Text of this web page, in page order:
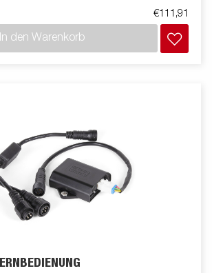
€111,91
In den Warenkorb